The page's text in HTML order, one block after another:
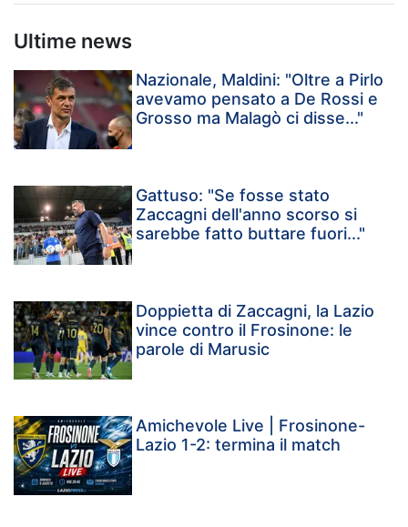
Ultime news
Nazionale, Maldini: "Oltre a Pirlo
avevamo pensato a De Rossi e
Grosso ma Malagò ci disse..."
Gattuso: "Se fosse stato
Zaccagni dell'anno scorso si
sarebbe fatto buttare fuori..."
Doppietta di Zaccagni, la Lazio
vince contro il Frosinone: le
parole di Marusic
Amichevole Live | Frosinone-
Lazio 1-2: termina il match